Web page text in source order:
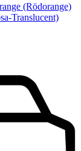
(Rödorange)
Translucent)